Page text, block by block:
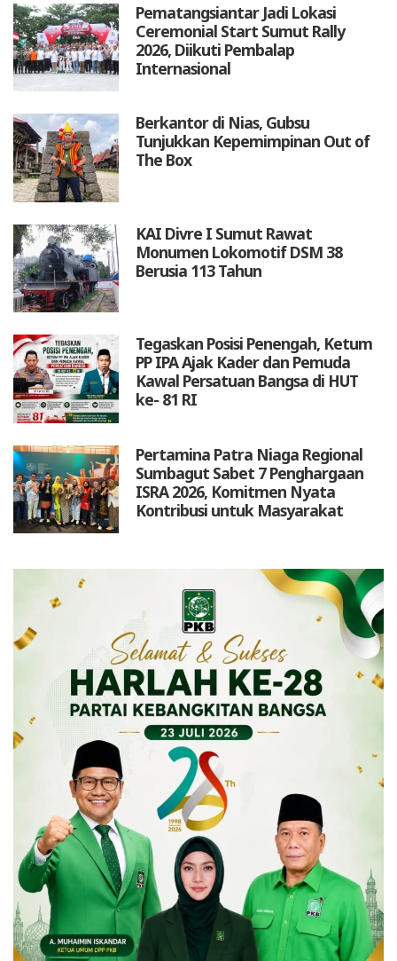
Pematangsiantar Jadi Lokasi
Ceremonial Start Sumut Rally
2026, Diikuti Pembalap
Internasional
Berkantor di Nias, Gubsu
Tunjukkan Kepemimpinan Out of
The Box
KAI Divre I Sumut Rawat
Monumen Lokomotif DSM 38
Berusia 113 Tahun
Tegaskan Posisi Penengah, Ketum
PP IPA Ajak Kader dan Pemuda
Kawal Persatuan Bangsa di HUT
ke- 81 RI
Pertamina Patra Niaga Regional
Sumbagut Sabet 7 Penghargaan
ISRA 2026, Komitmen Nyata
Kontribusi untuk Masyarakat